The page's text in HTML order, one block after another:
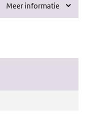
Meer informatie